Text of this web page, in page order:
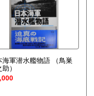
海軍潜水艦物語
（鳥巣
）